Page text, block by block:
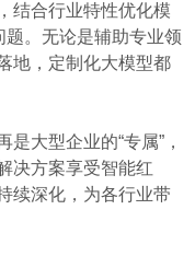
结合行业特性优化模
题。无论是辅助专业领
地，定制化大模型都
大型企业的“专属”，
决方案享受智能红
续深化，为各行业带